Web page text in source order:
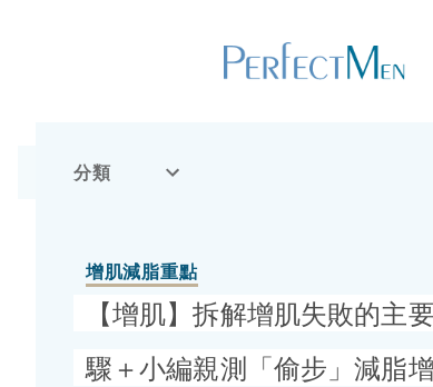
分類
增肌減脂重點
【增肌】拆解增肌失敗的主
驟＋小編親測「偷步」減脂